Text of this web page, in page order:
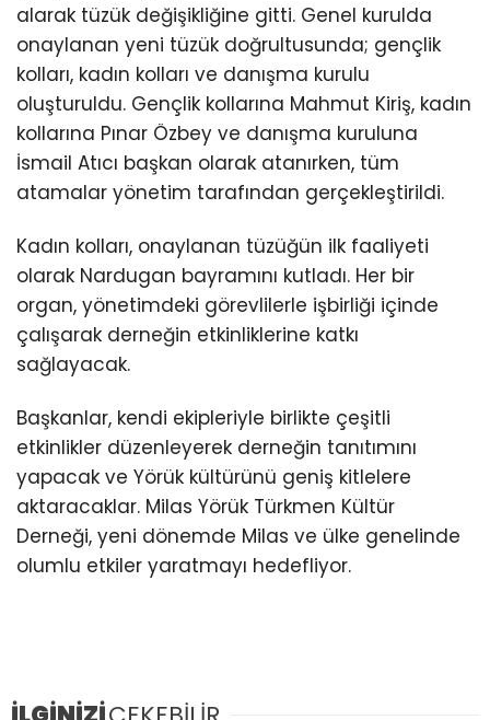
alarak tüzük değişikliğine gitti. Genel kurulda
onaylanan yeni tüzük doğrultusunda; gençlik
kolları, kadın kolları ve danışma kurulu
oluşturuldu. Gençlik kollarına Mahmut Kiriş, kadın
kollarına Pınar Özbey ve danışma kuruluna
İsmail Atıcı başkan olarak atanırken, tüm
atamalar yönetim tarafından gerçekleştirildi.
Kadın kolları, onaylanan tüzüğün ilk faaliyeti
olarak Nardugan bayramını kutladı. Her bir
organ, yönetimdeki görevlilerle işbirliği içinde
çalışarak derneğin etkinliklerine katkı
sağlayacak.
Başkanlar, kendi ekipleriyle birlikte çeşitli
etkinlikler düzenleyerek derneğin tanıtımını
yapacak ve Yörük kültürünü geniş kitlelere
aktaracaklar. Milas Yörük Türkmen Kültür
Derneği, yeni dönemde Milas ve ülke genelinde
olumlu etkiler yaratmayı hedefliyor.